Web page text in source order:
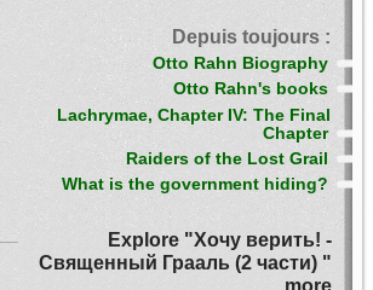
Depuis toujours :
Otto Rahn Biography
Otto Rahn's books
Lachrymae, Chapter IV: The Final
Chapter
Raiders of the Lost Grail
What is the government hiding?
Explore "Хочу верить! -
Священный Грааль (2 части) "
more